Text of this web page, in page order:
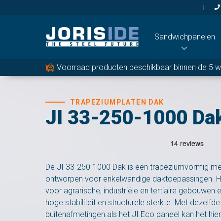
Sandwichpanelen
Butylband
Gordingen
Voorraad producten beschikbaar binnen de 5
JI 33-250-1000
TRAPEZIUMPLATEN DAK
De JI 33-250-1000 Dak is een trapeziumvormig
ontworpen voor enkelwandige daktoepassingen.
voor agrarische, industriële en tertiaire gebouwen
hoge stabiliteit en structurele sterkte. Met dezelfde
buitenafmetingen als het JI Eco paneel kan het